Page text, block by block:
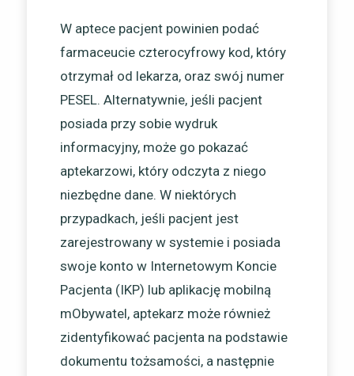
W aptece pacjent powinien podać
farmaceucie czterocyfrowy kod, który
otrzymał od lekarza, oraz swój numer
PESEL. Alternatywnie, jeśli pacjent
posiada przy sobie wydruk
informacyjny, może go pokazać
aptekarzowi, który odczyta z niego
niezbędne dane. W niektórych
przypadkach, jeśli pacjent jest
zarejestrowany w systemie i posiada
swoje konto w Internetowym Koncie
Pacjenta (IKP) lub aplikację mobilną
mObywatel, aptekarz może również
zidentyfikować pacjenta na podstawie
dokumentu tożsamości, a następnie